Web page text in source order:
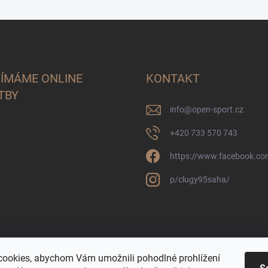
abychom Vám umožnili pohodlné prohlížení
ONLINE
KONTAKT
info@open-sport.cz
+420 733 570 743
https://
p/clugy95saha/